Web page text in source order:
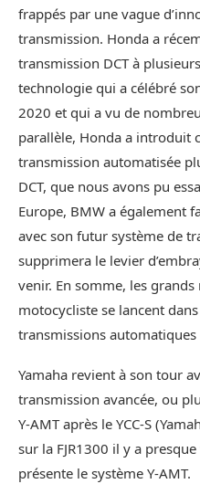
frappés par une vague
transmission. Honda a
transmission DCT à
technologie qui a célébré
2020 et qui a vu de
parallèle, Honda a introduit
transmission automatisée
DCT, que nous avons pu
Europe, BMW a également
avec son futur système de
supprimera le levier
venir. En somme, les
motocycliste se lancent
transmissions
Yamaha revient à son tour
transmission avancée, ou
Y-AMT après le YCC-S
sur la FJR1300 il y a
présente le système Y-AMT.